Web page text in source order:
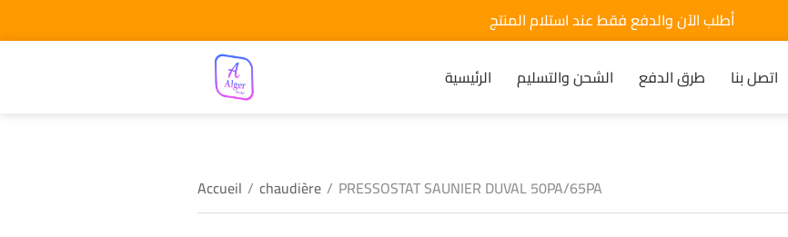
أطلب الآن والدفع فقط عند استلام المنتج
الرئيسية الشحن والتسليم طرق الدفع اتصل بنا
Accueil / chaudière / PRESSOSTAT SAUNIER DUVAL 50PA/65PA